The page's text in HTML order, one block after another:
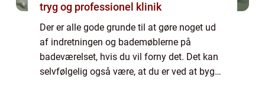
tryg og professionel klinik
Der er alle gode grunde til at gøre noget ud
af indretningen og bademøblerne på
badeværelset, hvis du vil forny det. Det kan
selvfølgelig også være, at du er ved at bygge